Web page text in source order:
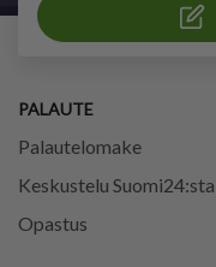
PALAUTE
Palautelomake
Keskustelu Suomi24:sta
Opastus